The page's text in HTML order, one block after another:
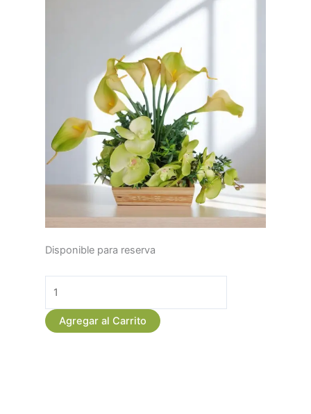
Disponible para reserva
Ramo
cartuchos
artificiales
Agregar al Carrito